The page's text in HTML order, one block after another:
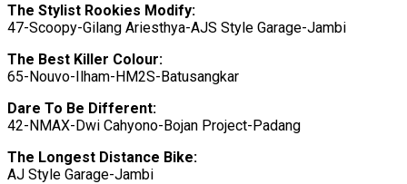
The Stylist Rookies Modify:
47-Scoopy-Gilang Ariesthya-AJS Style Garage-Jambi
The Best Killer Colour:
65-Nouvo-Ilham-HM2S-Batusangkar
Dare To Be Different:
42-NMAX-Dwi Cahyono-Bojan Project-Padang
The Longest Distance Bike:
AJ Style Garage-Jambi